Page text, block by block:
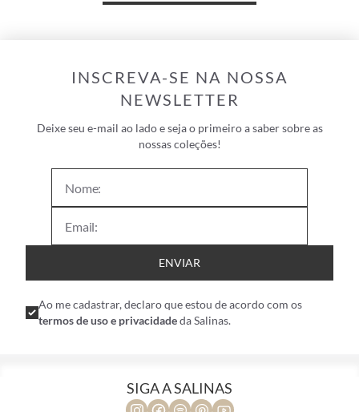
INSCREVA-SE NA NOSSA
NEWSLETTER
Deixe seu e-mail ao lado e seja o primeiro a saber sobre as
nossas coleções!
ENVIAR
Ao me cadastrar, declaro que estou de acordo com os
termos de uso e privacidadeda Salinas.
SIGA A SALINAS